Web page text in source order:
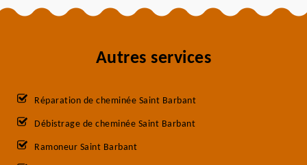
Autres services
Réparation de cheminée Saint Barbant
Débistrage de cheminée Saint Barbant
Ramoneur Saint Barbant